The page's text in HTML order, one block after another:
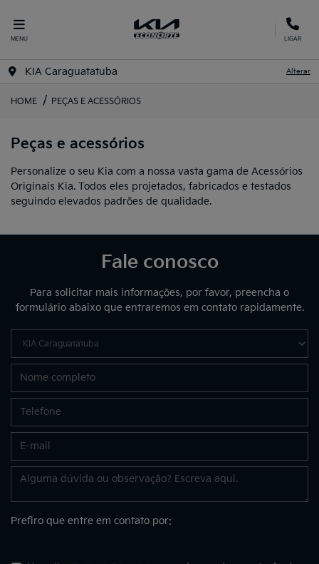
MENU LIGAR
KIA Caraguatatuba Alterar
HOME PEÇAS E ACESSÓRIOS
Peças e acessórios
Personalize o seu Kia com a nossa vasta gama de Acessórios
Originais Kia. Todos eles projetados, fabricados e testados
seguindo elevados padrões de qualidade.
Fale conosco
Para solicitar mais informações, por favor, preencha o
formulário abaixo que entraremos em contato rapidamente.
Prefiro que entre em contato por: